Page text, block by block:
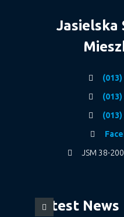
Jasielska
JSM 38-
Latest News